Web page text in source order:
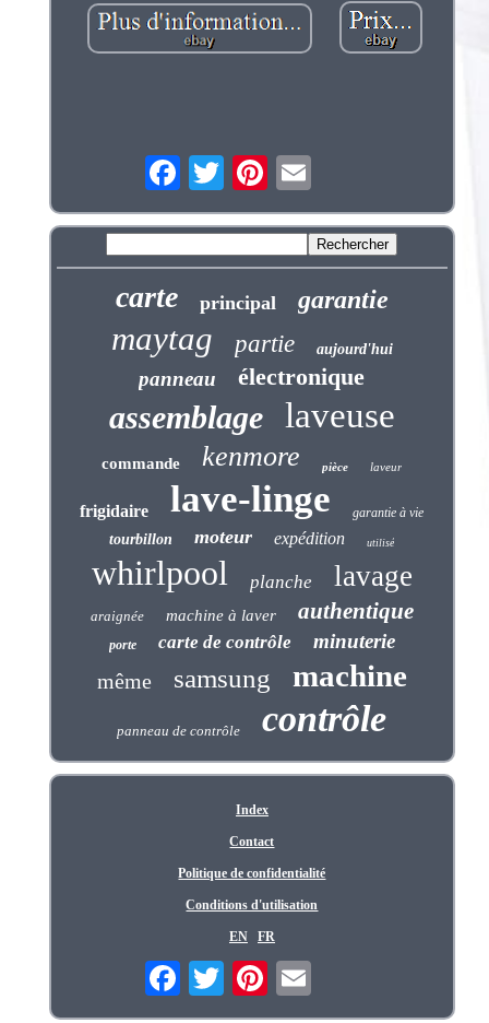
carte principal garantie
maytag partie aujourd'hui
panneau électronique
assemblage laveuse
commande kenmore pièce laveur
frigidaire lave-linge garantie à vie
tourbillon moteur expédition utilisé
whirlpool planche lavage
araignée machine à laver authentique
porte carte de contrôle minuterie
même samsung machine
panneau de contrôle contrôle
Index
Contact
Politique de confidentialité
Conditions d'utilisation
EN FR